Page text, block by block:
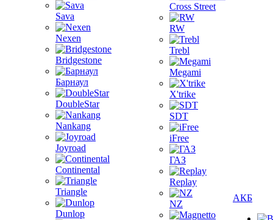
Sava
Nexen
Bridgestone
Барнаул
DoubleStar
Nankang
Joyroad
Continental
Triangle
Dunlop
Cross Street
RW
Trebl
Megami
X'trike
SDT
iFree
ГАЗ
Replay
NZ
АКБ